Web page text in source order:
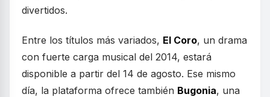
divertidos.
Entre los títulos más variados, El Coro, un drama
con fuerte carga musical del 2014, estará
disponible a partir del 14 de agosto. Ese mismo
día, la plataforma ofrece también Bugonia, una